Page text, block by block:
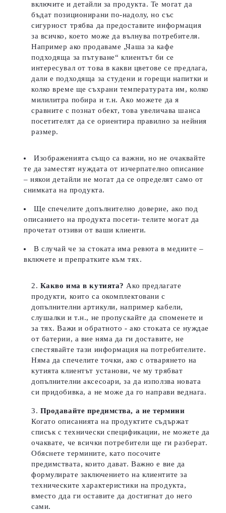
включите и детайли за продукта. Те могат да
бъдат позиционирани по-надолу, но със
сигурност трябва да предоставите информация
за всичко, което може да вълнува потребителя.
Например ако продаваме „Чаша за кафе
подходяща за пътуване“ клиентът би се
интересувал от това в какви цветове се предлага,
дали е подходяща за студени и горещи напитки и
колко време ще съхрани температурата им, колко
милилитра побира и т.н. Ако можете да я
сравните с познат обект, това увеличава шанса
посетителят да се ориентира правилно за нейния
размер.
Изображенията също са важни, но не очаквайте
те да заместят нуждата от изчерпателно описание
– някои детайли не могат да се определят само от
снимката на продукта.
Ще спечелите допълнително доверие, ако под
описанието на продукта посети- телите могат да
прочетат отзиви от ваши клиенти.
В случай че за стоката има ревюта в медиите –
включете и препратките към тях.
Какво има в кутията? Ако предлагате
продукти, които са окомплектовани с
допълнителни артикули, например кабели,
слушалки и т.н., не пропускайте да споменете и
за тях. Важи и обратното - ако стоката се нуждае
от батерии, а вие няма да ги доставите, не
спестявайте тази информация на потребителите.
Няма да спечелите точки, ако с отварянето на
кутията клиентът установи, че му трябват
допълнителни аксесоари, за да използва новата
си придобивка, а не може да го направи веднага.
Продавайте предимства, а не термини
Когато описанията на продуктите съдържат
списък с технически спецификации, не можете да
очаквате, че всички потребители ще ги разберат.
Обяснете термините, като посочите
предимствата, които дават. Важно е вие да
формулирате заключението на клиентите за
техническите характеристики на продукта,
вместо дда ги оставите да достигнат до него
сами.